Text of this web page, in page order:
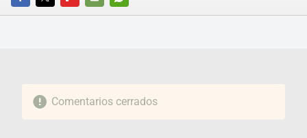
FACEBOOKTWITTERFLIPBOARD
E-
WHATSAPP
Comentarios cerrados